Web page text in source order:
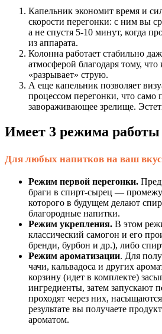
Капельник экономит время и
скорости перегонки: с ним вы
а не спустя 5-10 минут, когда
из аппарата.
Колонна работает стабильно
атмосферой благодаря тому, что
«разрывает» струю.
А еще капельник позволяет
процессом перегонки, что само
завораживающее зрелище.
Имеет 3 режима работы
Для любых напитков на ваш вкус
Режим первой перегонки.
браги в спирт-сырец —
которого в будущем делают
благородные напитки.
Режим укрепления. В этом
классический самогон и его
бренди, бурбон и др.), либо
Режим ароматизации. Для
чачи, кальвадоса и других
корзину (идет в комплекте)
ингредиенты, затем запускают
проходят через них,
результате вы получаете
ароматом.